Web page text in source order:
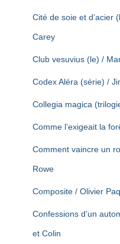
Cité de soie et d’acier
Carey
Club vesuvius (le) /
Codex Aléra (série) /
Collegia magica
Comme l’exigeait la
Comment vaincre un
Rowe
Composite / Olivier
Confessions d’un
et Colin